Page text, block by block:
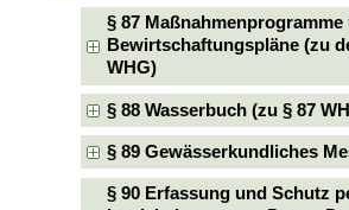
§ 87 Maßnahmenprogramme
Bewirtschaftungspläne (zu
WHG)
§ 88 Wasserbuch (zu § 87
§ 89 Gewässerkundliches
§ 90 Erfassung und Schutz